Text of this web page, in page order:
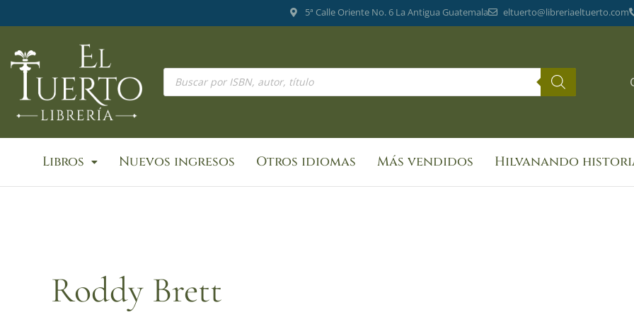
al
5ª Calle Oriente No. 6 La Antigua Guatemala eltuerto@libreriaeltuerto.com
Búsqueda
productos
Libros Nuevos ingresos Otros idiomas Más vendidos Hilvanando
Roddy Brett